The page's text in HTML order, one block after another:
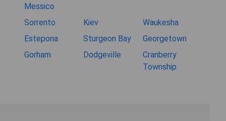
Messico
Sorrento Kiev
Waukesha
Estepona
Sturgeon Bay
Georgetown
Gorham
Dodgeville
Cranberry
Township